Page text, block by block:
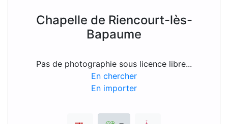
Chapelle de Riencourt-lès-
Bapaume
Pas de photographie sous licence libre...
En chercher
En importer